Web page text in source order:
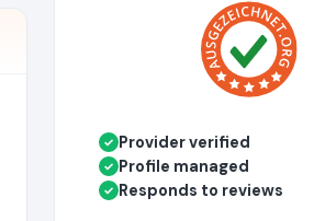
✓ Provider verified
✓ Profile managed
✓ Responds to reviews